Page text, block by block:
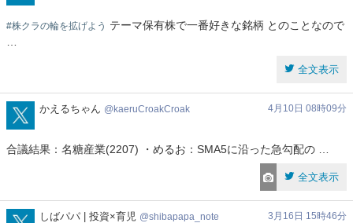
#株クラの輪を拡げよう テーマ保有株で一番好きな銘柄 とのことなので
全文表示
kaeruCroakCroak
かえるちゃん kaeruCroakCroak 4月10日 08時09分
合議結果：名糖産業(2207) ・めるお：SMA5に沿った急勾配の …
全文表示
shibapapa_note
しばパパ | 投資×育児 shibapapa_note 3月16日 15時46分